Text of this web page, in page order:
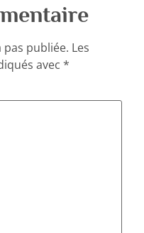
pas publiée. Les
avec*